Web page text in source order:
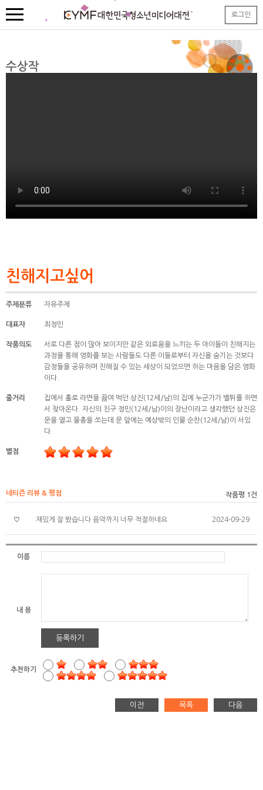
로그인
수상작
친해지고싶어
주제분류 자유주제
대표자 최정민
작품의도
서로 다른 점이 많아 보이지만 같은 외로움을 느끼는 두 아이들이 친해지는
과정을 통해 영화를 보는 사람들도 다른 이들로부터 자신을 숨기는 것보다
감정들을 공유하며 친해질 수 있는 세상이 되었으면 하는 마음을 담은 영화
이다.
줄거리
집에서 홀로 라면을 끓여 먹던 상진(12세/남)의 집에 누군가가 벨튀를 하면
서 찾아온다. 자신의 친구 정민(12세/남)이의 장난이라고 생각했던 상진은
문을 열고 물총을 쏘는데 문 앞에는 예상밖의 인물 순찬(12세/남)이 서있
다.
별점
네티즌 리뷰 & 평점 작품평 1건
♡ 재밌게 잘 봤습니다 음악까지 너무 적절하네요 2024-09-29
이름
내 용
등록하기
추천하기
이전 목록 다음